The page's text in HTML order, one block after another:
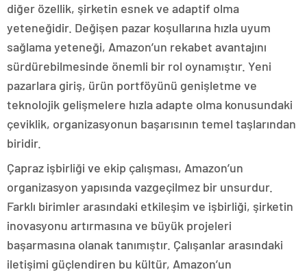
diğer özellik, şirketin esnek ve adaptif olma
yeteneğidir. Değişen pazar koşullarına hızla uyum
sağlama yeteneği, Amazon’un rekabet avantajını
sürdürebilmesinde önemli bir rol oynamıştır. Yeni
pazarlara giriş, ürün portföyünü genişletme ve
teknolojik gelişmelere hızla adapte olma konusundaki
çeviklik, organizasyonun başarısının temel taşlarından
biridir.
Çapraz işbirliği ve ekip çalışması, Amazon’un
organizasyon yapısında vazgeçilmez bir unsurdur.
Farklı birimler arasındaki etkileşim ve işbirliği, şirketin
inovasyonu artırmasına ve büyük projeleri
başarmasına olanak tanımıştır. Çalışanlar arasındaki
iletişimi güçlendiren bu kültür, Amazon’un